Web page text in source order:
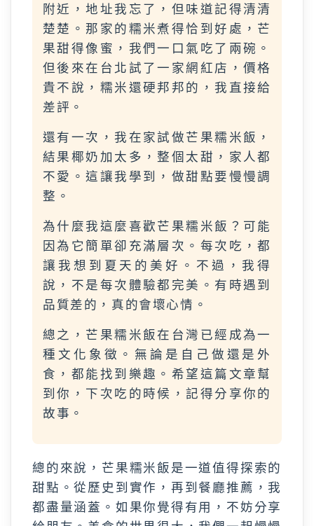
附近，地址我忘了，但味道記得清清
楚楚。那家的糯米煮得恰到好處，芒
果甜得像蜜，我們一口氣吃了兩碗。
但後來在台北試了一家網紅店，價格
貴不說，糯米還硬邦邦的，我直接給
差評。
還有一次，我在家試做芒果糯米飯，
結果椰奶加太多，整個太甜，家人都
不愛。這讓我學到，做甜點要慢慢調
整。
為什麼我這麼喜歡芒果糯米飯？可能
因為它簡單卻充滿層次。每次吃，都
讓我想到夏天的美好。不過，我得
說，不是每次體驗都完美。有時遇到
品質差的，真的會壞心情。
總之，芒果糯米飯在台灣已經成為一
種文化象徵。無論是自己做還是外
食，都能找到樂趣。希望這篇文章幫
到你，下次吃的時候，記得分享你的
故事。
總的來說，芒果糯米飯是一道值得探索的
甜點。從歷史到實作，再到餐廳推薦，我
都盡量涵蓋。如果你覺得有用，不妨分享